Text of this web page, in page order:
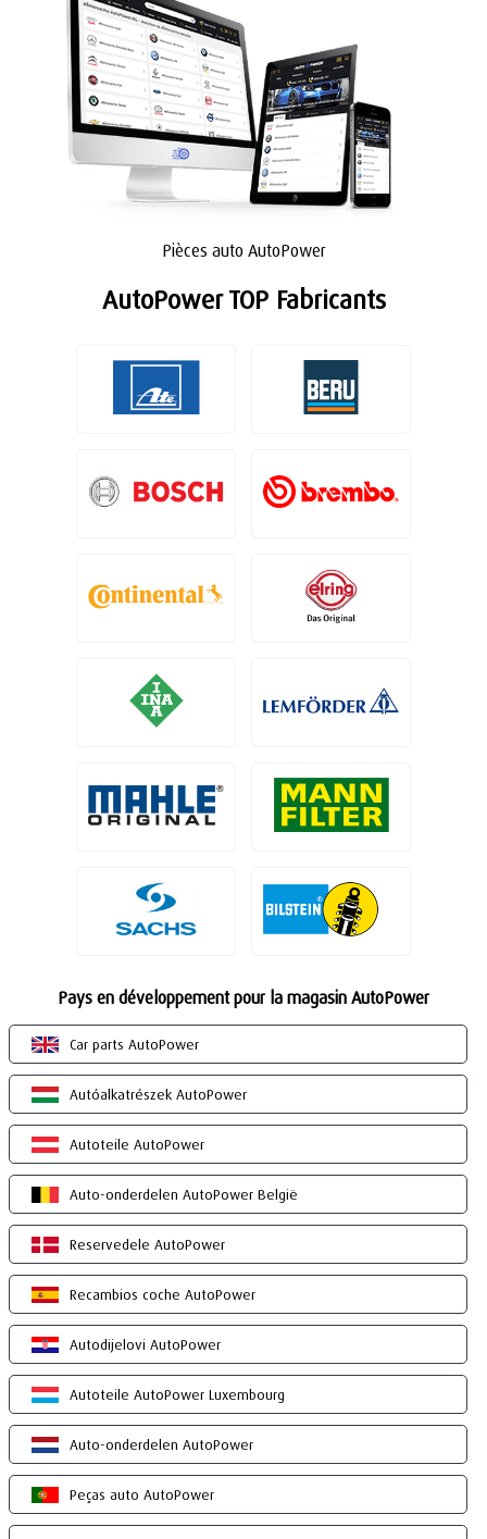
Pièces auto AutoPower
AutoPower TOP Fabricants
Pays en développement pour la magasin AutoPower
Car parts AutoPower
Autóalkatrészek AutoPower
Autoteile AutoPower
Auto-onderdelen AutoPower België
Reservedele AutoPower
Recambios coche AutoPower
Autodijelovi AutoPower
Autoteile AutoPower Luxembourg
Auto-onderdelen AutoPower
Peças auto AutoPower